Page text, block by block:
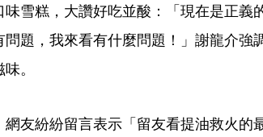
雪糕，大讚好吃並酸：「現在是正義
題，我來看有什麼問題！」謝龍介強
。
友紛紛留言表示「留友看提油救火的